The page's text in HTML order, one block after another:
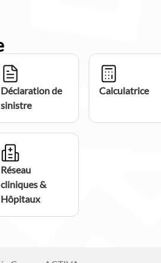
Déclaration de
sinistre
Calculatrice
Réseau
cliniques &
Hôpitaux